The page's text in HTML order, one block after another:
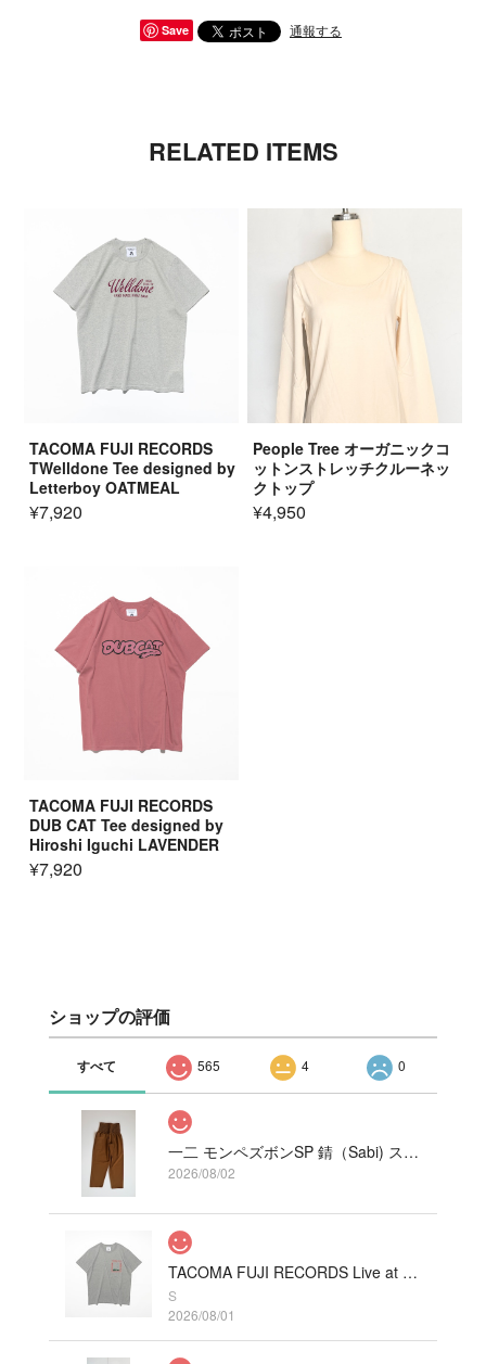
Save 通報する
RELATED ITEMS
TACOMA FUJI RECORDS
TWelldone Tee designed by
Letterboy OATMEAL
¥7,920
People Tree オーガニックコ
ットンストレッチクルーネッ
クトップ
¥4,950
TACOMA FUJI RECORDS
DUB CAT Tee designed by
Hiroshi Iguchi LAVENDER
¥7,920
ショップの評価
すべて 565 4 0
一二 モンペズボンSP 錆（Sabi) ストレッチ
2026/08/02
TACOMA FUJI RECORDS Live at Fillmore!? Tee designed by Hirohisa Yokoyama HEATHER GRAY
S
2026/08/01